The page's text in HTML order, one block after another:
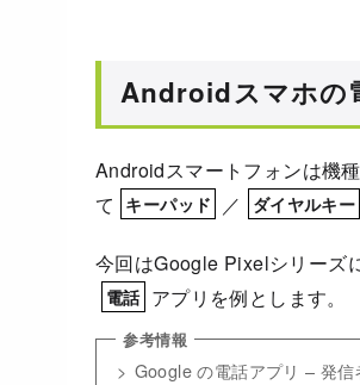
Androidスマホの
Androidスマートフォンは機
て キーパッド ／ ダイヤルキー
今回はGoogle Pixelシリーズ
電話 アプリを例とします。
Google の電話アプリ – 発